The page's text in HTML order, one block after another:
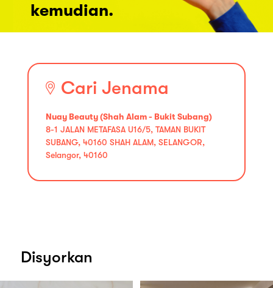
kemudian.
Cari Jenama
Nuay Beauty (Shah Alam - Bukit Subang)
8-1 JALAN METAFASA U16/5, TAMAN BUKIT
SUBANG, 40160 SHAH ALAM, SELANGOR,
Selangor, 40160
Disyorkan